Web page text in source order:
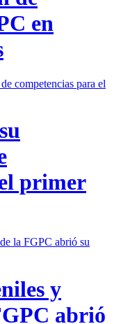
en
primer
y
abrió